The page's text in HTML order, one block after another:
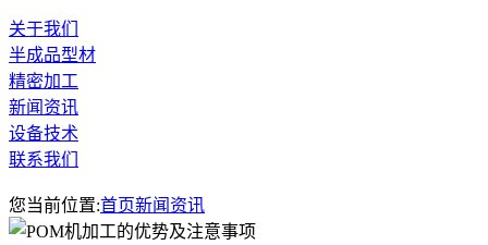
关于我们
半成品型材
精密加工
新闻资讯
设备技术
联系我们
您当前位置:首页新闻资讯